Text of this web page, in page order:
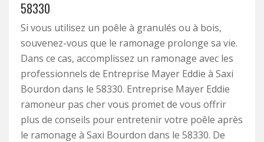
58330
Si vous utilisez un poêle à granulés ou à bois,
souvenez-vous que le ramonage prolonge sa vie.
Dans ce cas, accomplissez un ramonage avec les
professionnels de Entreprise Mayer Eddie à Saxi
Bourdon dans le 58330. Entreprise Mayer Eddie
ramoneur pas cher vous promet de vous offrir
plus de conseils pour entretenir votre poêle après
le ramonage à Saxi Bourdon dans le 58330. De